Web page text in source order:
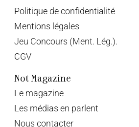
Politique de confidentialité
Mentions légales
Jeu Concours (Ment. Lég.).
CGV
Not Magazine
Le magazine
Les médias en parlent
Nous contacter